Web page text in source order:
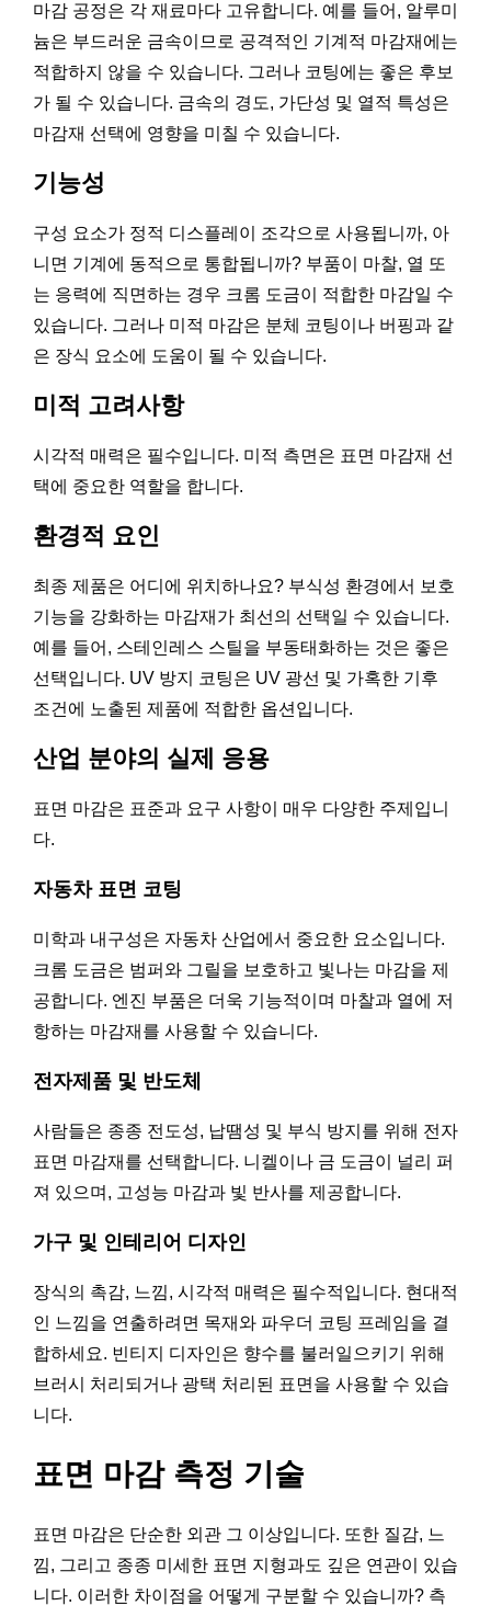
마감 공정은 각 재료마다 고유합니다. 예를 들어, 알루미
늄은 부드러운 금속이므로 공격적인 기계적 마감재에는
적합하지 않을 수 있습니다. 그러나 코팅에는 좋은 후보
가 될 수 있습니다. 금속의 경도, 가단성 및 열적 특성은
마감재 선택에 영향을 미칠 수 있습니다.
기능성
구성 요소가 정적 디스플레이 조각으로 사용됩니까, 아
니면 기계에 동적으로 통합됩니까? 부품이 마찰, 열 또
는 응력에 직면하는 경우 크롬 도금이 적합한 마감일 수
있습니다. 그러나 미적 마감은 분체 코팅이나 버핑과 같
은 장식 요소에 도움이 될 수 있습니다.
미적 고려사항
시각적 매력은 필수입니다. 미적 측면은 표면 마감재 선
택에 중요한 역할을 합니다.
환경적 요인
최종 제품은 어디에 위치하나요? 부식성 환경에서 보호
기능을 강화하는 마감재가 최선의 선택일 수 있습니다.
예를 들어, 스테인레스 스틸을 부동태화하는 것은 좋은
선택입니다. UV 방지 코팅은 UV 광선 및 가혹한 기후
조건에 노출된 제품에 적합한 옵션입니다.
산업 분야의 실제 응용
표면 마감은 표준과 요구 사항이 매우 다양한 주제입니
다.
자동차 표면 코팅
미학과 내구성은 자동차 산업에서 중요한 요소입니다.
크롬 도금은 범퍼와 그릴을 보호하고 빛나는 마감을 제
공합니다. 엔진 부품은 더욱 기능적이며 마찰과 열에 저
항하는 마감재를 사용할 수 있습니다.
전자제품 및 반도체
사람들은 종종 전도성, 납땜성 및 부식 방지를 위해 전자
표면 마감재를 선택합니다. 니켈이나 금 도금이 널리 퍼
져 있으며, 고성능 마감과 빛 반사를 제공합니다.
가구 및 인테리어 디자인
장식의 촉감, 느낌, 시각적 매력은 필수적입니다. 현대적
인 느낌을 연출하려면 목재와 파우더 코팅 프레임을 결
합하세요. 빈티지 디자인은 향수를 불러일으키기 위해
브러시 처리되거나 광택 처리된 표면을 사용할 수 있습
니다.
표면 마감 측정 기술
표면 마감은 단순한 외관 그 이상입니다. 또한 질감, 느
낌, 그리고 종종 미세한 표면 지형과도 깊은 연관이 있습
니다. 이러한 차이점을 어떻게 구분할 수 있습니까? 측